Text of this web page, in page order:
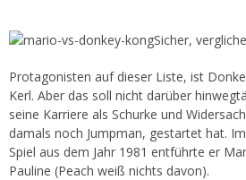
Sicher,
Protagonisten auf dieser Liste, ist
Kerl. Aber das soll nicht darüber
seine Karriere als Schurke und
damals noch Jumpman, gestartet hat.
Spiel aus dem Jahr 1981 entführte er
Pauline (Peach weiß nichts davon).